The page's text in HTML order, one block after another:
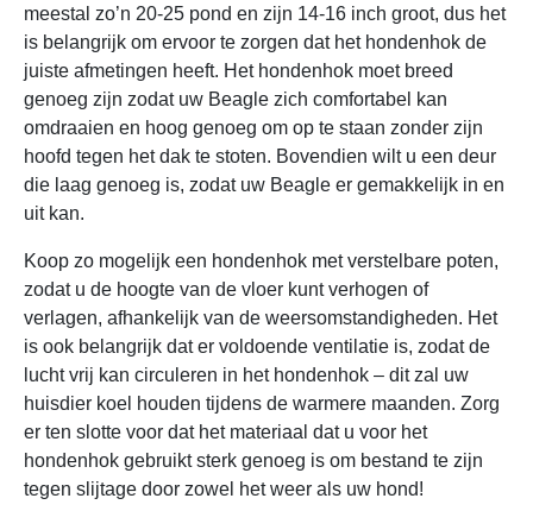
meestal zo’n 20-25 pond en zijn 14-16 inch groot, dus het
is belangrijk om ervoor te zorgen dat het hondenhok de
juiste afmetingen heeft. Het hondenhok moet breed
genoeg zijn zodat uw Beagle zich comfortabel kan
omdraaien en hoog genoeg om op te staan zonder zijn
hoofd tegen het dak te stoten. Bovendien wilt u een deur
die laag genoeg is, zodat uw Beagle er gemakkelijk in en
uit kan.
Koop zo mogelijk een hondenhok met verstelbare poten,
zodat u de hoogte van de vloer kunt verhogen of
verlagen, afhankelijk van de weersomstandigheden. Het
is ook belangrijk dat er voldoende ventilatie is, zodat de
lucht vrij kan circuleren in het hondenhok – dit zal uw
huisdier koel houden tijdens de warmere maanden. Zorg
er ten slotte voor dat het materiaal dat u voor het
hondenhok gebruikt sterk genoeg is om bestand te zijn
tegen slijtage door zowel het weer als uw hond!